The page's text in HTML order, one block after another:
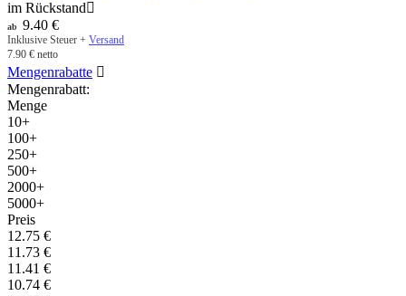
im Rückstand
ab 9.40 €
Inklusive Steuer + Versand
7.90 € netto
Mengenrabatte 
Mengenrabatt:
Menge
10+
100+
250+
500+
2000+
5000+
Preis
12.75 €
11.73 €
11.41 €
10.74 €